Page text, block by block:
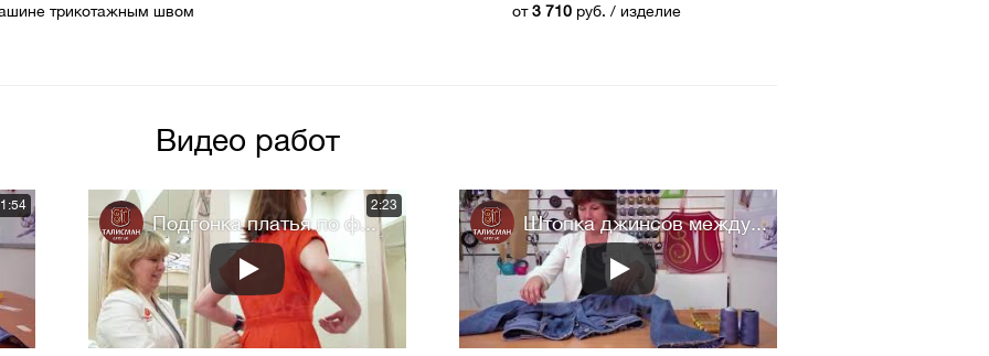
трикотажным швом
от3 710 руб. / изделие
Видео работ
1:54
Подгонка платья по ф...
2:23
Штопка джинсов между...